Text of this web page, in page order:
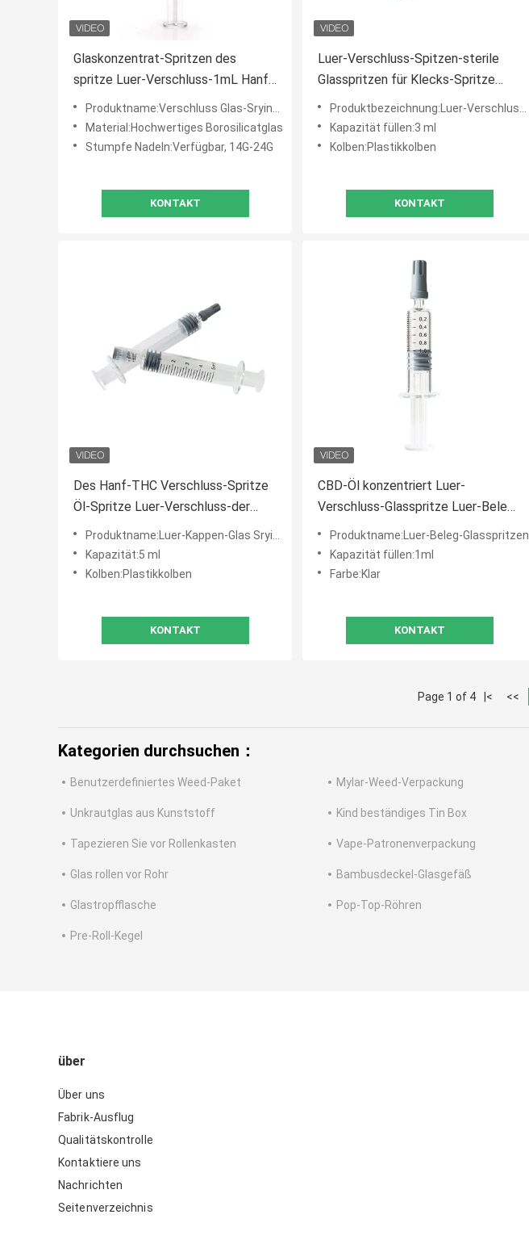
Glaskonzentrat-Spritzen des
spritze Luer-Verschluss-1mL Hanf-
CBD mit stumpfen Nadeln
Produktname:Verschluss Glas-Sryinge 1ml Luer
Material:Hochwertiges Borosilicatglas
Stumpfe Nadeln:Verfügbar, 14G-24G
KONTAKT
Luer-Verschluss-Spitzen-sterile
Glasspritzen für Klecks-Spritze
CBD-Öl-3ml
Produktbezeichnung:Luer-Verschluss Luer gleiten Glas-Sryinge
Kapazität füllen:3 ml
Kolben:Plastikkolben
KONTAKT
Des Hanf-THC Verschluss-Spritze
Öl-Spritze Luer-Verschluss-der
Kappen-5mL Luer mit Nadel
Produktname:Luer-Kappen-Glas Sryinge
Kapazität:5 ml
Kolben:Plastikkolben
KONTAKT
CBD-Öl konzentriert Luer-
Verschluss-Glasspritze Luer-Beleg-
Spritze
Produktname:Luer-Beleg-Glasspritzen
Kapazität füllen:1ml
Farbe:Klar
KONTAKT
Page 1 of 4 |< <<
Kategorien durchsuchen：
Benutzerdefiniertes Weed-Paket Mylar-Weed-Verpackung
Unkrautglas aus Kunststoff Kind beständiges Tin Box
Tapezieren Sie vor Rollenkasten Vape-Patronenverpackung
Glas rollen vor Rohr Bambusdeckel-Glasgefäß
Glastropfflasche Pop-Top-Röhren
Pre-Roll-Kegel
über
Über uns
Fabrik-Ausflug
Qualitätskontrolle
Kontaktiere uns
Nachrichten
Seitenverzeichnis